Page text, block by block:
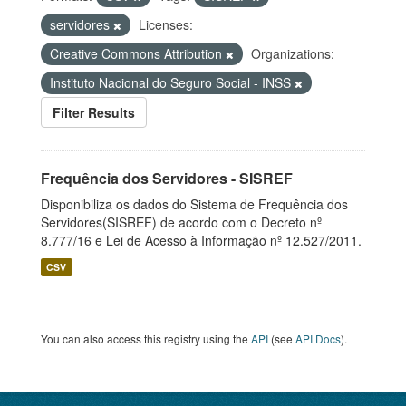
servidores
Licenses:
Creative Commons Attribution
Organizations:
Instituto Nacional do Seguro Social - INSS
Filter Results
Frequência dos Servidores - SISREF
Disponibiliza os dados do Sistema de Frequência dos
Servidores(SISREF) de acordo com o Decreto nº
8.777/16 e Lei de Acesso à Informação nº 12.527/2011.
CSV
You can also access this registry using the API (see API Docs).